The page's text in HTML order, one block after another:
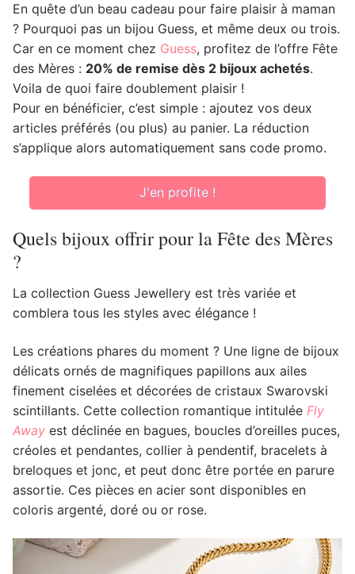
En quête d’un beau cadeau pour faire plaisir à maman
? Pourquoi pas un bijou Guess, et même deux ou trois.
Car en ce moment chez Guess, profitez de l’offre Fête
des Mères : 20% de remise dès 2 bijoux achetés.
Voila de quoi faire doublement plaisir !
Pour en bénéficier, c’est simple : ajoutez vos deux
articles préférés (ou plus) au panier. La réduction
s’applique alors automatiquement sans code promo.
J'en profite !
Quels bijoux offrir pour la Fête des Mères
?
La collection Guess Jewellery est très variée et
comblera tous les styles avec élégance !
Les créations phares du moment ? Une ligne de bijoux
délicats ornés de magnifiques papillons aux ailes
finement ciselées et décorées de cristaux Swarovski
scintillants. Cette collection romantique intitulée Fly
Away est déclinée en bagues, boucles d’oreilles puces,
créoles et pendantes, collier à pendentif, bracelets à
breloques et jonc, et peut donc être portée en parure
assortie. Ces pièces en acier sont disponibles en
coloris argenté, doré ou or rose.